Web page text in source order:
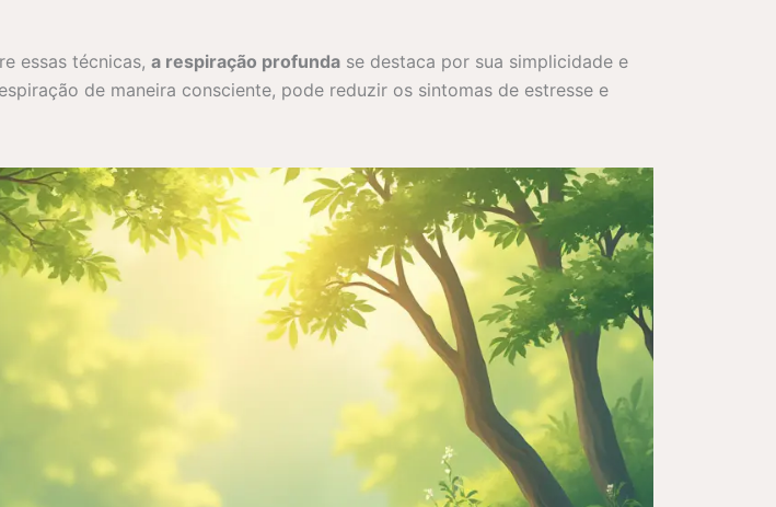
essas técnicas, a respiração profunda se destaca por sua simplicidade e
de maneira consciente, pode reduzir os sintomas de estresse e